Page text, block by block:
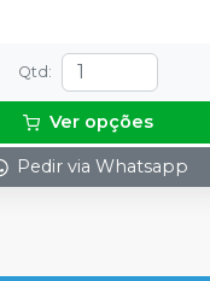
Qtd :
Ver opções
Pedir via Whatsapp